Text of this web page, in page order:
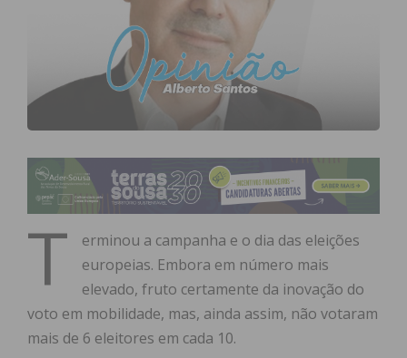
T
erminou a campanha e o dia das eleições
europeias. Embora em número mais
elevado, fruto certamente da inovação do
voto em mobilidade, mas, ainda assim, não votaram
mais de 6 eleitores em cada 10.